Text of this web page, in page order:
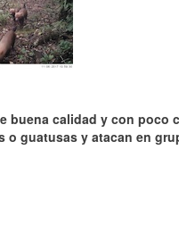
buena calidad y con poco
guatusas y atacan en